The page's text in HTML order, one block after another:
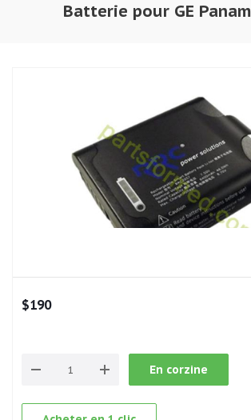
Batterie pour GE
$190
En corzine